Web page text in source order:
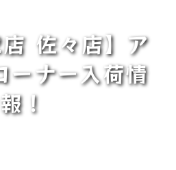
店 佐々店】ア
ーナー入荷情
報！